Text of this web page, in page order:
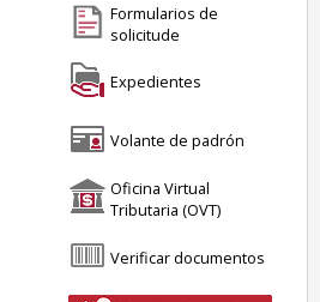
Formularios de
solicitude
Expedientes
Volante de padrón
Oficina Virtual
Tributaria (OVT)
Verificar documentos